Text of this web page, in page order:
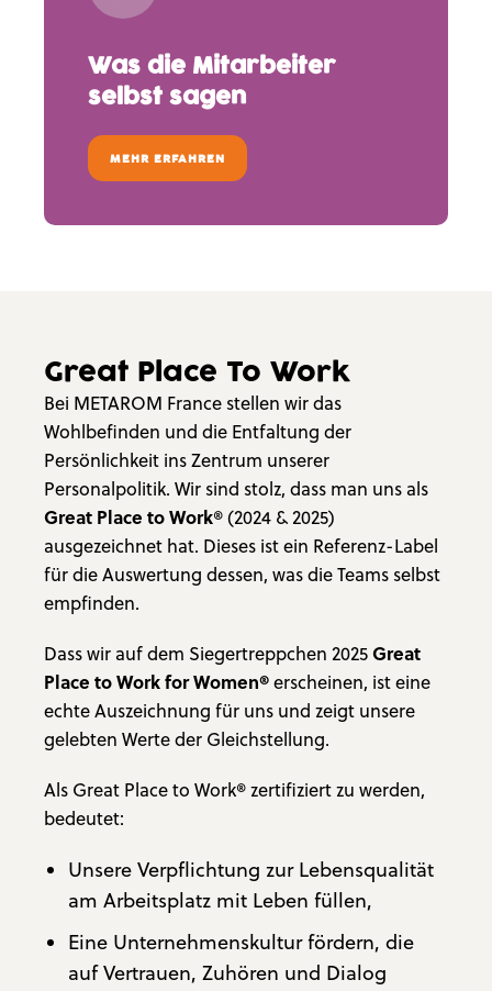
Was die Mitarbeiter
selbst sagen
MEHR ERFAHREN
Great Place To Work
Bei METAROM France stellen wir das
Wohlbefinden und die Entfaltung der
Persönlichkeit ins Zentrum unserer
Personalpolitik. Wir sind stolz, dass man uns als
Great Place to Work® (2024 & 2025)
ausgezeichnet hat. Dieses ist ein Referenz-Label
für die Auswertung dessen, was die Teams selbst
empfinden.
Dass wir auf dem Siegertreppchen 2025Great
Place to Work for Women®erscheinen, ist eine
echte Auszeichnung für uns und zeigt unsere
gelebten Werte der Gleichstellung.
Als Great Place to Work® zertifiziert zu werden,
bedeutet:
Unsere Verpflichtung zur Lebensqualität
am Arbeitsplatz mit Leben füllen,
Eine Unternehmenskultur fördern, die
auf Vertrauen, Zuhören und Dialog